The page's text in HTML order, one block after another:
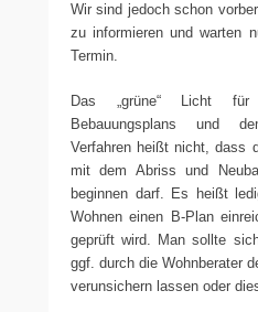
Wir sind jedoch schon
zu informieren und warten
Termin.
Das „grüne“ Licht
Bebauungsplans und
Verfahren heißt nicht, dass
mit dem Abriss und
beginnen darf. Es heißt
Wohnen einen B-Plan
geprüft wird. Man sollte
ggf. durch die Wohnberater
verunsichern lassen oder